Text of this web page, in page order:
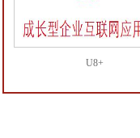
U8+